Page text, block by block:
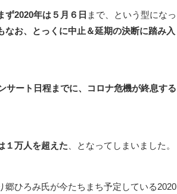
ず2020年は５月６日 まで、という型になっ
なお、とっくに中止＆延期の決断に踏み入
サート日程までに、コロナ危機が終息する
１万人を超えた 、となってしまいました。
ひろみ氏が今たちまち予定している2020